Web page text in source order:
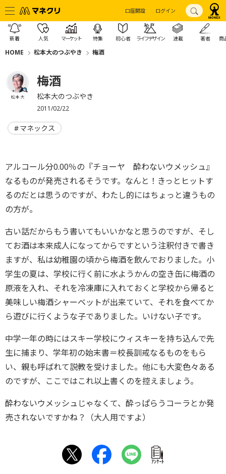
口座開設 ログイン
新着 人気 マーケット 特集 初心者 ライフデザイン 連載 著者 商
HOME 松本大のつぶやき 梅酒
松本 大
梅酒
松本大のつぶやき
2011/02/22
マネックス
アルコール分0.00％の『チョーヤ 酔わないウメッシュ』
なるものが発売されるそうです。なんと！きっとヒットす
るのだとは思うのですが、わたし的にはちょっと違うもの
の方が。
古い話だからもう書いてもいいかなと思うのですが、そし
てお酒は本来成人になってからですという注釈付きで書き
ますが、私は幼稚園の頃から梅酒を飲んでおりました。小
学生の夏は、学校に行く前に水ようかんの空き缶に梅酒の
原液を入れ、それを冷凍庫に入れておくと学校から帰ると
美味しい梅酒シャーベットが出来ていて、それを食べてか
ら遊びに行くような子でありました。いけない子です。
中学一年の時にはスキー学校にウィスキーを持ち込んで先
生に捕まり、学年初の始末書＝校長訓戒なるものをもら
い、親も呼ばれて説教を受けました。他にも大変色々ある
のですが、ここではこれ以上書くのを控えましょう。
酔わないウメッシュじゃなくて、酔っぱらうコーラとか発
売されないですかね？（大人用ですよ）
ｱﾝｹｰﾄ